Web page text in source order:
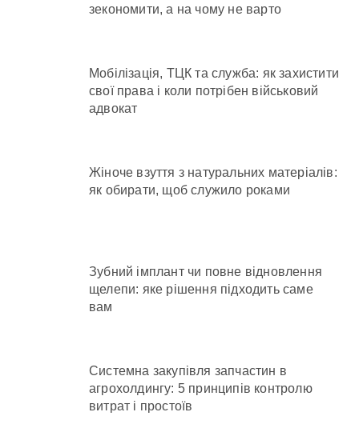
зекономити, а на чому не варто
Мобілізація, ТЦК та служба: як захистити
свої права і коли потрібен військовий
адвокат
Жіноче взуття з натуральних матеріалів:
як обирати, щоб служило роками
Зубний імплант чи повне відновлення
щелепи: яке рішення підходить саме
вам
Системна закупівля запчастин в
агрохолдингу: 5 принципів контролю
витрат і простоїв